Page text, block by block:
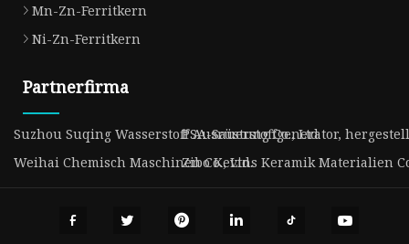
Mn-Zn-Ferritkern
Ni-Zn-Ferritkern
Partnerfirma
Suzhou Suqing Wasserstoff Ausrüstung Co., Ltd
PSA-Sauerstoffgenerator,
Weihai Chemisch Maschinen Co., Ltd.Zibo Kevins Keramik Materialien